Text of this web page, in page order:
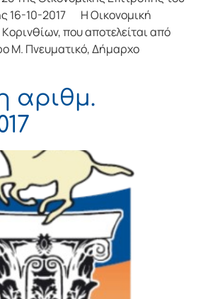
16-10-2017 Η Οικονομική
πoυ απoτελείται από
Μ. Πνευματικό, Δήμαρχo
αριθμ.